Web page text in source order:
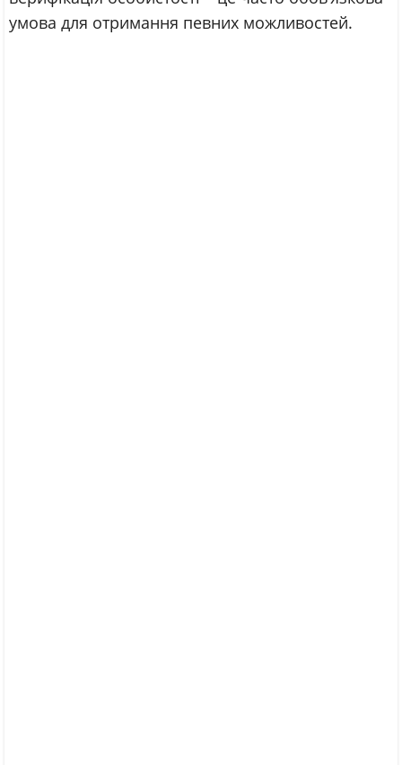
умова для отримання певних можливостей.